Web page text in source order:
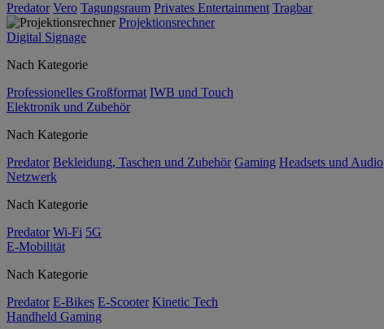
Predator Vero Tagungsraum Privates Entertainment Tragbar
Projektionsrechner
Digital Signage
Nach Kategorie
Professionelles Großformat IWB und Touch
Elektronik und Zubehör
Nach Kategorie
Predator Bekleidung, Taschen und Zubehör Gaming Headsets und Audio
Netzwerk
Nach Kategorie
Predator Wi-Fi 5G
E-Mobilität
Nach Kategorie
Predator E-Bikes E-Scooter Kinetic Tech
Handheld Gaming